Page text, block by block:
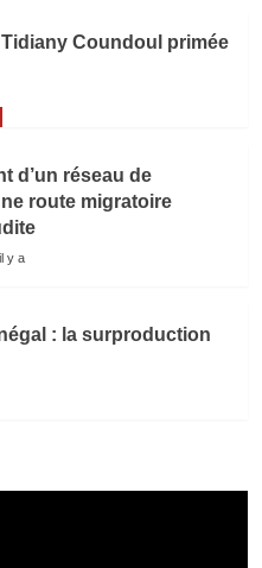
Coundoul primée
d’un réseau de
route migratoire
y a
: la surproduction